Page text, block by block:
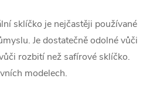
sklíčko je nejčastěji používané
Je dostatečně odolné vůči
rozbití než safírové sklíčko.
modelech.